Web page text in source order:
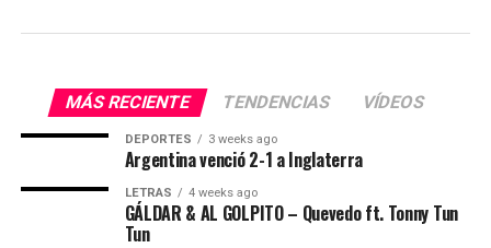
MÁS RECIENTE TENDENCIAS VÍDEOS
DEPORTES 3 weeks ago
Argentina venció 2-1 a Inglaterra
LETRAS 4 weeks ago
GÁLDAR & AL GOLPITO – Quevedo ft. Tonny Tun
Tun